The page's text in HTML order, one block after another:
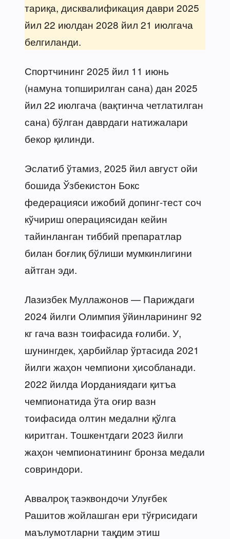
тариқа, дисквалификация даври 2025
йил 22 июлдан 2028 йил 21 июлгача
белгиланди.
Спортчининг 2025 йил 11 июнь
(намуна топширилган сана) дан 2025
йил 22 июлгача (вақтинча четлатилган
сана) бўлган даврдаги натижалари
бекор қилинди.
Эслатиб ўтамиз, 2025 йил август ойи
бошида Ўзбекистон Бокс
федерацияси ижобий допинг-тест соч
кўчириш операциясидан кейин
тайинланган тиббий препаратлар
билан боғлиқ бўлиши мумкинлигини
айтган эди.
Лазизбек Муллажонов — Париждаги
2024 йилги Олимпия ўйинларининг 92
кг гача вазн тоифасида ғолиби. У,
шунингдек, ҳарбийлар ўртасида 2021
йилги жаҳон чемпиони ҳисобланади.
2022 йилда Иорданиядаги қитъа
чемпионатида ўта оғир вазн
тоифасида олтин медални қўлга
киритган. Тошкентдаги 2023 йилги
жаҳон чемпионатининг бронза медали
совриндори.
Аввалроқ таэквондочи Улуғбек
Рашитов жойлашган ери тўғрисидаги
маълумотларни тақдим этиш